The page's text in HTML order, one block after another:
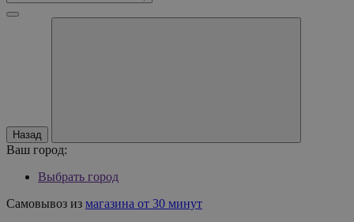
Назад
Ваш город:
Выбрать город
Самовывоз из магазина от 30 минут